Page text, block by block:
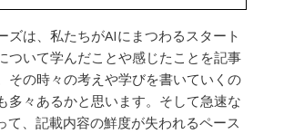
ズは、私たちがAIにまつわるスタート
ついて学んだことや感じたことを記事
その時々の考えや学びを書いていくの
多々あるかと思います。そして急速な
て、記載内容の鮮度が失われるペース